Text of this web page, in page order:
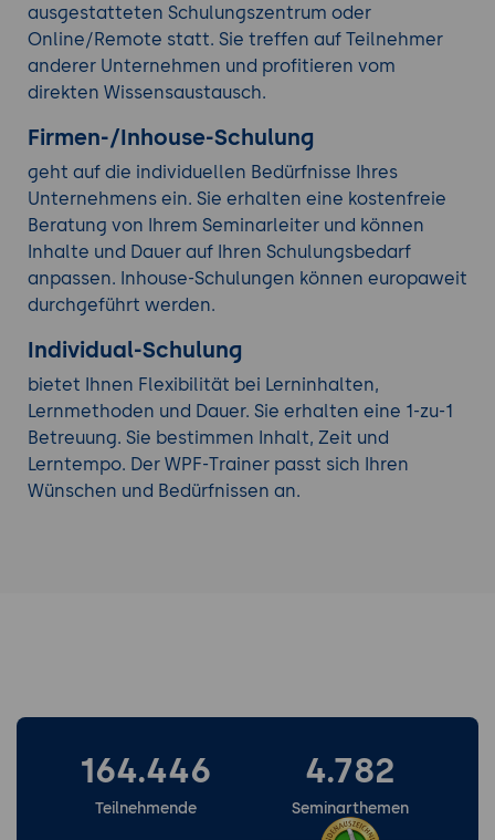
ausgestatteten Schulungszentrum oder
Online/Remote statt. Sie treffen auf Teilnehmer
anderer Unternehmen und profitieren vom
direkten Wissensaustausch.
Firmen-/Inhouse-Schulung
geht auf die individuellen Bedürfnisse Ihres
Unternehmens ein. Sie erhalten eine kostenfreie
Beratung von Ihrem Seminarleiter und können
Inhalte und Dauer auf Ihren Schulungsbedarf
anpassen. Inhouse-Schulungen können europaweit
durchgeführt werden.
Individual-Schulung
bietet Ihnen Flexibilität bei Lerninhalten,
Lernmethoden und Dauer. Sie erhalten eine 1-zu-1
Betreuung. Sie bestimmen Inhalt, Zeit und
Lerntempo. Der WPF-Trainer passt sich Ihren
Wünschen und Bedürfnissen an.
164.446
Teilnehmende
4.782
Seminarthemen